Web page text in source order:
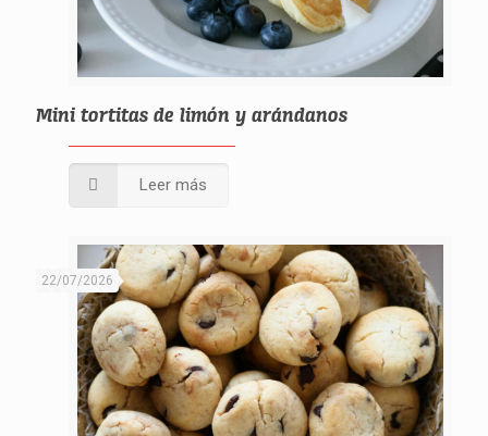
Mini tortitas de limón y arándanos
Leer más
22/07/2026